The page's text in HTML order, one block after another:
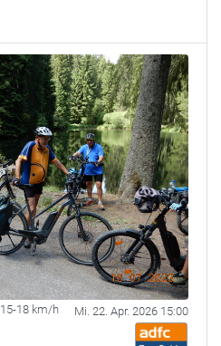
15-18 km/h Mi. 22. Apr. 2026 15:00